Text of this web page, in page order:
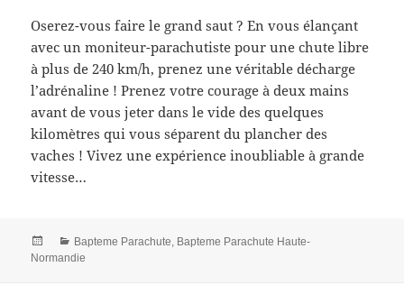
Oserez-vous faire le grand saut ? En vous élançant
avec un moniteur-parachutiste pour une chute libre
à plus de 240 km/h, prenez une véritable décharge
l’adrénaline ! Prenez votre courage à deux mains
avant de vous jeter dans le vide des quelques
kilomètres qui vous séparent du plancher des
vaches ! Vivez une expérience inoubliable à grande
vitesse…
Posted
on
Categories
Bapteme Parachute, Bapteme Parachute Haute-
Normandie